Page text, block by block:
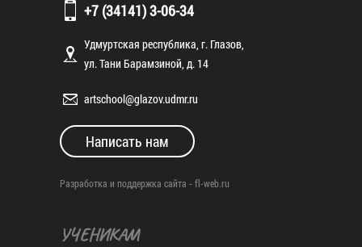
+7 (34141) 3-06-34
Удмуртская республика, г. Глазов,
ул. Тани Барамзиной, д. 14
artschool@glazov.udmr.ru
Написать нам
Разработка и поддержка сайта - fl-web.ru
УЧЕНИКАМ